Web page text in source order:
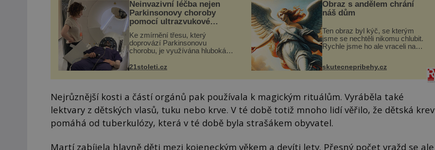
Neinvazivní léčba nejen
Parkinsonovy choroby
pomocí ultrazvukové
„helmy“
Ke zmírnění třesu, který
doprovází Parkinsonovu
chorobu, je využívána hluboká
vyžaduje vysoce invazivní
vhodný k dostatečně přesnému
21stoleti.cz
Obraz s andělem chrání
náš dům
Ten obraz byl kýč, se kterým
jsme se nechtěli nikomu chlubit.
Rychle jsme ho ale vraceli na
domek na severu Čech, kde
jsme si naplánova...
skutecnepribehy.cz
Nejrůznější kosti a částí orgánů pak používala k magickým rituálům. Vyráběla také
lektvary z dětských vlasů, tuku nebo krve. V té době totiž mnoho lidí věřilo, že dětská krev
pomáhá od tuberkulózy, která v té době byla strašákem obyvatel.
Martí zabíjela hlavně děti mezi kojeneckým věkem a devíti lety. Přesný počet vražd se ale